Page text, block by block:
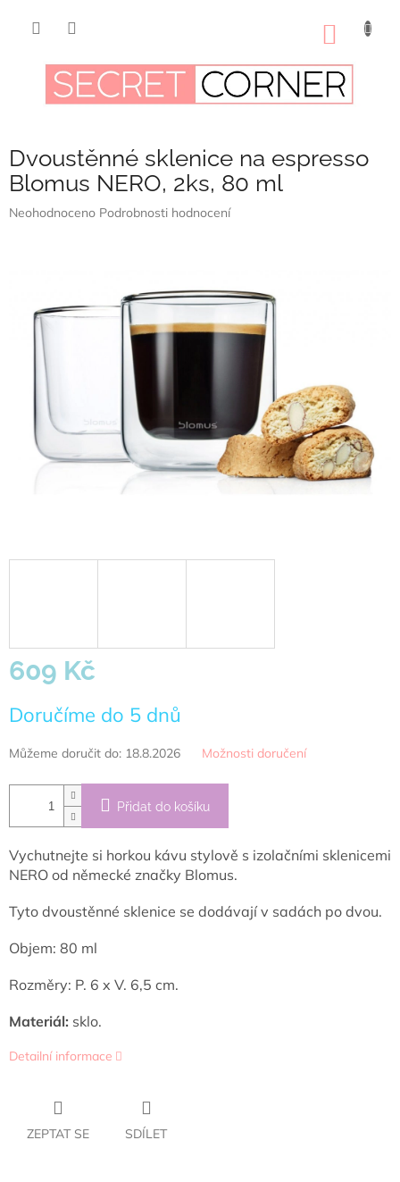
Dvoustěnné sklenice na espresso
Blomus NERO, 2ks, 80 ml
Průměrné
hvězdiček.
Neohodnoceno Podrobnosti hodnocení
609 Kč
cena:
Doručíme do 5 dnů
Můžeme doručit do: 18.8.2026 Možnosti doručení
Přidat do košíku
Vychutnejte si horkou kávu stylově s izolačními sklenicemi
NERO od německé značky Blomus.
Tyto dvoustěnné sklenice se dodávají v sadách po dvou.
Objem: 80 ml
Rozměry: P. 6 x V. 6,5 cm.
Materiál: sklo.
Detailní informace
ZEPTAT SE SDÍLET